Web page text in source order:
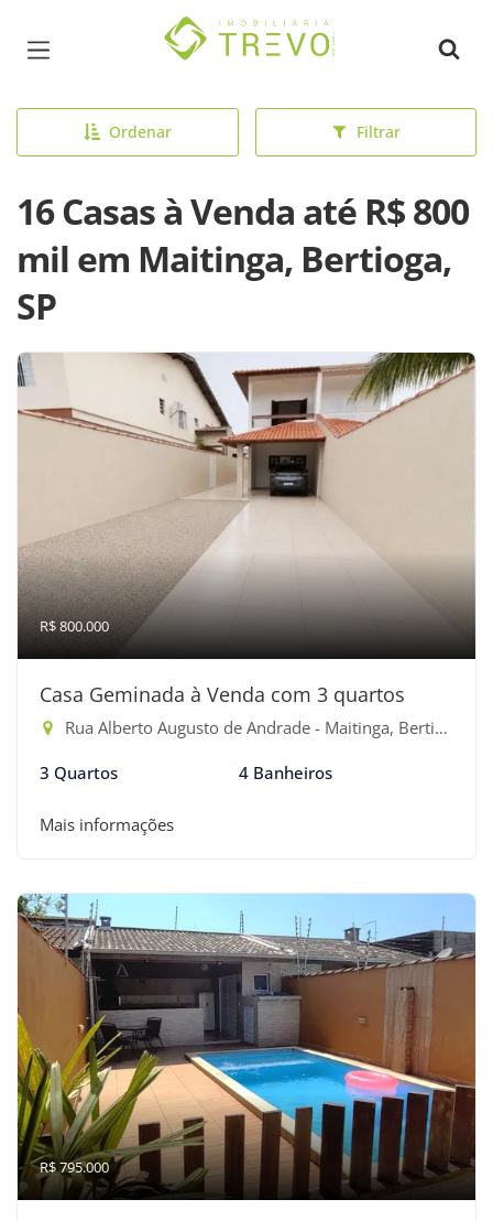
Página inicial
Ordenar Filtrar
16 Casas à Venda até R$ 800
mil em Maitinga, Bertioga,
SP
R$ 800.000
Casa Geminada à Venda com 3 quartos
Rua Alberto Augusto de Andrade - Maitinga, Bertioga-SP
3 Quartos 4 Banheiros
Mais informações
R$ 795.000